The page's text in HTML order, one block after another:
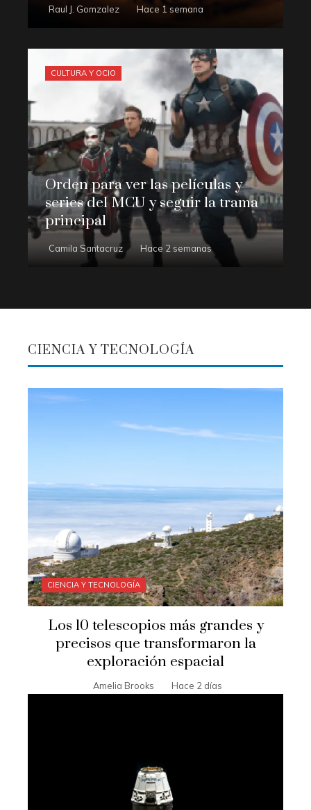
Raul J. Gomzalez Hace 1 semana
CULTURA Y OCIO
Orden para ver las películas y
series del MCU y seguir la trama
principal
Camila Santacruz Hace 2 semanas
CIENCIA Y TECNOLOGÍA
CIENCIA Y TECNOLOGÍA
Los 10 telescopios más grandes y
precisos que transformaron la
exploración espacial
Amelia Brooks Hace 2 días